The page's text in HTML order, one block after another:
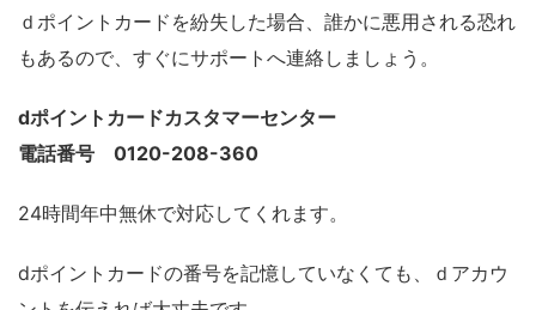
ｄポイントカードを紛失した場合、誰かに悪用される恐れ
もあるので、すぐにサポートへ連絡しましょう。
dポイントカードカスタマーセンター
電話番号 0120-208-360
24時間年中無休で対応してくれます。
dポイントカードの番号を記憶していなくても、ｄアカウ